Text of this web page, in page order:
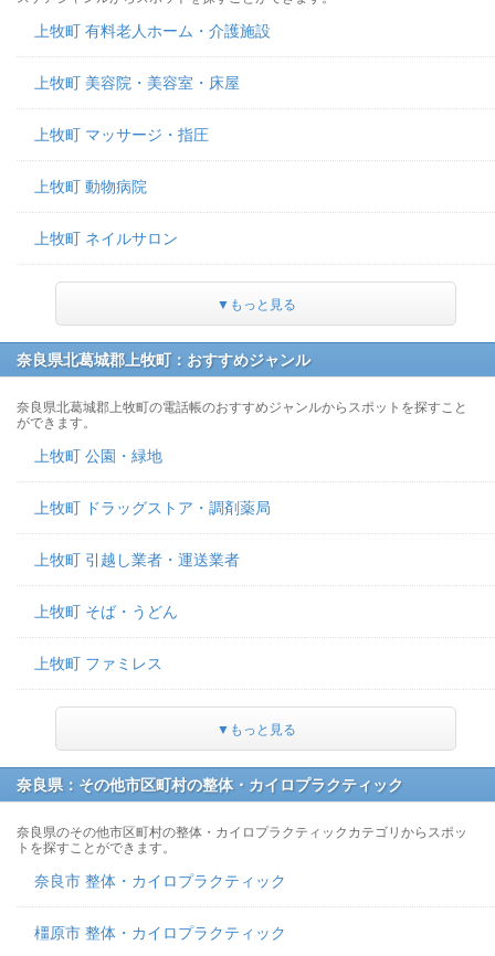
上牧町 有料老人ホーム・介護施設
上牧町 美容院・美容室・床屋
上牧町 マッサージ・指圧
上牧町 動物病院
上牧町 ネイルサロン
▼もっと見る
奈良県北葛城郡上牧町：おすすめジャンル
奈良県北葛城郡上牧町の電話帳のおすすめジャンルからスポットを探すこと
ができます。
上牧町 公園・緑地
上牧町 ドラッグストア・調剤薬局
上牧町 引越し業者・運送業者
上牧町 そば・うどん
上牧町 ファミレス
▼もっと見る
奈良県：その他市区町村の整体・カイロプラクティック
奈良県のその他市区町村の整体・カイロプラクティックカテゴリからスポッ
トを探すことができます。
奈良市 整体・カイロプラクティック
橿原市 整体・カイロプラクティック